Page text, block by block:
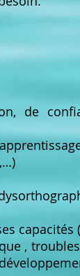
de
capacités
,